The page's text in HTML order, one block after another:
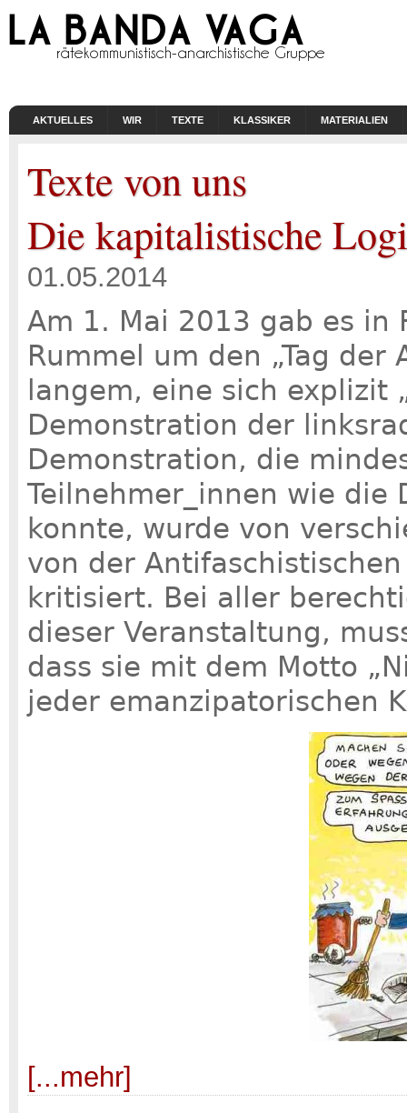
AKTUELLES WIR TEXTE KLASSIKER MATERIALIEN
Texte von uns
Die kapitalistische
01.05.2014
Am 1. Mai 2013 gab es in
Rummel um den „Tag
langem, eine sich explizit
Demonstration der
Demonstration, die
Teilnehmer_innen wie die
konnte, wurde von
von der
kritisiert. Bei aller
dieser Veranstaltung,
dass sie mit dem Motto
jeder emanzipatorischen
[...mehr]